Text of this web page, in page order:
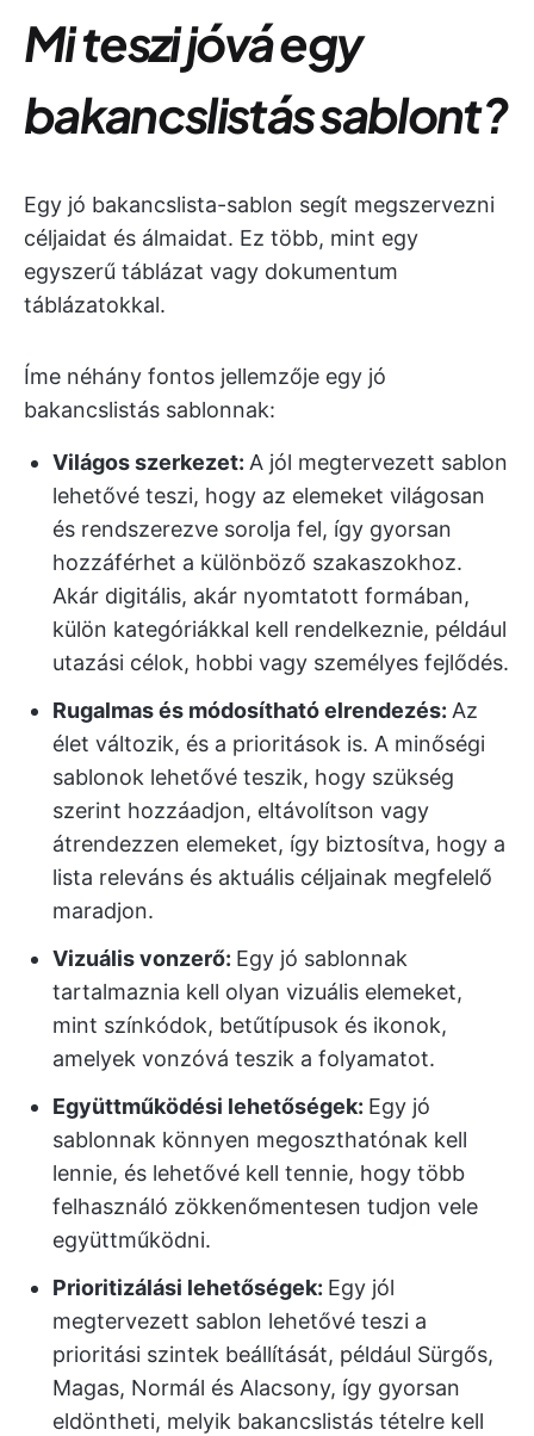
Mi teszi jóvá egy
bakancslistás sablont?
Egy jó bakancslista-sablon segít megszervezni
céljaidat és álmaidat. Ez több, mint egy
egyszerű táblázat vagy dokumentum
táblázatokkal.
Íme néhány fontos jellemzője egy jó
bakancslistás sablonnak:
Világos szerkezet: A jól megtervezett sablon
lehetővé teszi, hogy az elemeket világosan
és rendszerezve sorolja fel, így gyorsan
hozzáférhet a különböző szakaszokhoz.
Akár digitális, akár nyomtatott formában,
külön kategóriákkal kell rendelkeznie, például
utazási célok, hobbi vagy személyes fejlődés.
Rugalmas és módosítható elrendezés: Az
élet változik, és a prioritások is. A minőségi
sablonok lehetővé teszik, hogy szükség
szerint hozzáadjon, eltávolítson vagy
átrendezzen elemeket, így biztosítva, hogy a
lista releváns és aktuális céljainak megfelelő
maradjon.
Vizuális vonzerő: Egy jó sablonnak
tartalmaznia kell olyan vizuális elemeket,
mint színkódok, betűtípusok és ikonok,
amelyek vonzóvá teszik a folyamatot.
Együttműködési lehetőségek: Egy jó
sablonnak könnyen megoszthatónak kell
lennie, és lehetővé kell tennie, hogy több
felhasználó zökkenőmentesen tudjon vele
együttműködni.
Prioritizálási lehetőségek: Egy jól
megtervezett sablon lehetővé teszi a
prioritási szintek beállítását, például Sürgős,
Magas, Normál és Alacsony, így gyorsan
eldöntheti, melyik bakancslistás tételre kell